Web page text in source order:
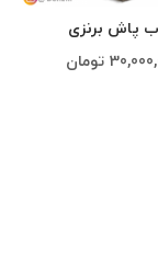
پاش برنزی
تومان